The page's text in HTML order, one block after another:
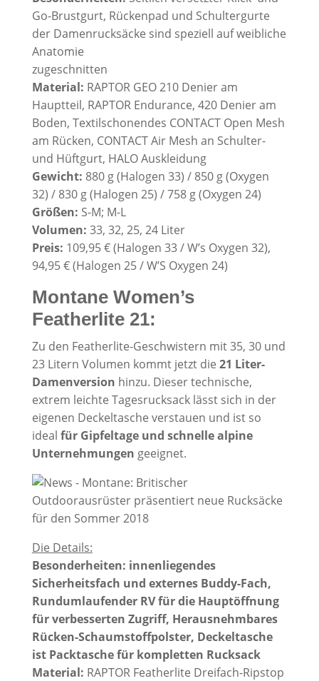
Go-Brustgurt, Rückenpad und Schultergurte
der Damenrucksäcke sind speziell auf weibliche
Anatomie
zugeschnitten
Material: RAPTOR GEO 210 Denier am
Hauptteil, RAPTOR Endurance, 420 Denier am
Boden, Textilschonendes CONTACT Open Mesh
am Rücken, CONTACT Air Mesh an Schulter-
und Hüftgurt, HALO Auskleidung
Gewicht: 880 g (Halogen 33) / 850 g (Oxygen
32) / 830 g (Halogen 25) / 758 g (Oxygen 24)
Größen: S-M; M-L
Volumen: 33, 32, 25, 24 Liter
Preis: 109,95 € (Halogen 33 / W’s Oxygen 32),
94,95 € (Halogen 25 / W’S Oxygen 24)
Montane Women’s
Featherlite 21:
Zu den Featherlite-Geschwistern mit 35, 30 und
23 Litern Volumen kommt jetzt die 21 Liter-
Damenversion hinzu. Dieser technische,
extrem leichte Tagesrucksack lässt sich in der
eigenen Deckeltasche verstauen und ist so
ideal für Gipfeltage und schnelle alpine
Unternehmungen geeignet.
Die Details:
Besonderheiten: innenliegendes
Sicherheitsfach und externes Buddy-Fach,
Rundumlaufender RV für die Hauptöffnung
für verbesserten Zugriff, Herausnehmbares
Rücken-Schaumstoffpolster, Deckeltasche
ist Packtasche für kompletten Rucksack
Material: RAPTOR Featherlite Dreifach-Ripstop